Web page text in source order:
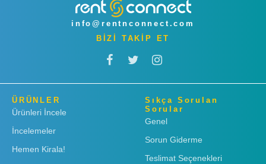
info@rentnconnect.com
BİZİ TAKİP ET
ÜRÜNLER
Ürünleri İncele
İncelemeler
Hemen Kirala!
Sıkça Sorulan
Sorular
Genel
Sorun Giderme
Teslimat Seçenekleri